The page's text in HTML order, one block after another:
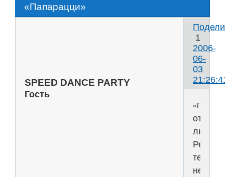
«Папарацци»
1
2006-
06-
03
SPEED DANCE PARTY
Гость
люди!
Ребят
тема
не